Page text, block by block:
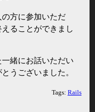
方に参加いただ
ることができまし
緒にお話いただい
うございました。
Tags: Rails